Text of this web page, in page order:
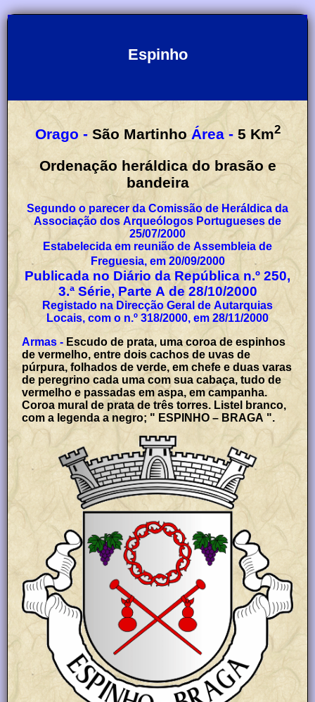
Espinho
Orago - São Martinho Área - 5 Km2
Ordenação heráldica do brasão e
bandeira
Segundo o parecer da Comissão de Heráldica da
Associação dos Arqueólogos Portugueses de
25/07/2000
Estabelecida em reunião de Assembleia de
Freguesia, em 20/09/2000
Publicada no Diário da República n.º 250,
3.ª Série, Parte A de 28/10/2000
Registado na Direcção Geral de Autarquias
Locais, com o n.º 318/2000, em 28/11/2000
Armas - Escudo de prata, uma coroa de espinhos
de vermelho, entre dois cachos de uvas de
púrpura, folhados de verde, em chefe e duas varas
de peregrino cada uma com sua cabaça, tudo de
vermelho e passadas em aspa, em campanha.
Coroa mural de prata de três torres. Listel branco,
com a legenda a negro; " ESPINHO – BRAGA ".